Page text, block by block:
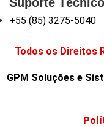
+55 (85) 3275-5040
Todos os Direitos
GPM Soluções e